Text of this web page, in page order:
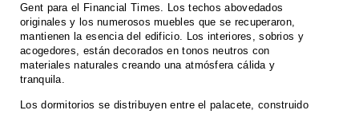
Gent para el Financial Times. Los techos abovedados
originales y los numerosos muebles que se recuperaron,
mantienen la esencia del edificio. Los interiores, sobrios y
acogedores, están decorados en tonos neutros con
materiales naturales creando una atmósfera cálida y
tranquila.
Los dormitorios se distribuyen entre el palacete, construido